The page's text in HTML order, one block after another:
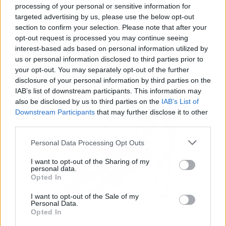
processing of your personal or sensitive information for
targeted advertising by us, please use the below opt-out
section to confirm your selection. Please note that after your
opt-out request is processed you may continue seeing
interest-based ads based on personal information utilized by
us or personal information disclosed to third parties prior to
your opt-out. You may separately opt-out of the further
disclosure of your personal information by third parties on the
IAB’s list of downstream participants. This information may
also be disclosed by us to third parties on the IAB’s List of
Downstream Participants that may further disclose it to other
Personal Data Processing Opt Outs
I want to opt-out of the Sharing of my
personal data.
Opted In
I want to opt-out of the Sale of my
Personal Data.
Opted In
y actividades para recaudar fondos para
organizaciones caritativas. Su generosidad y
espíritu solidario lo convirtieron en una figura
querida en su comunidad y en todo el país.
El Último Descenso